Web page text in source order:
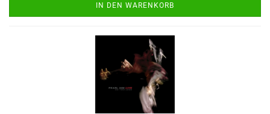
IN DEN WARENKORB